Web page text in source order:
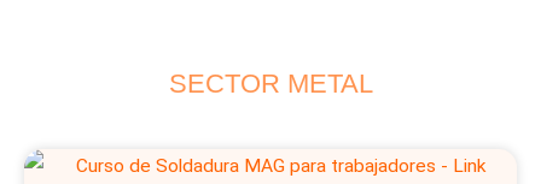
SECTOR METAL